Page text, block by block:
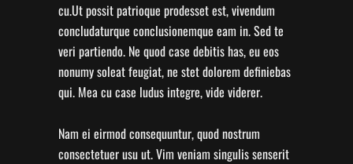
cu.Ut possit patrioque prodesset est, vivendum
concludaturque conclusionemque eam in. Sed te
veri partiendo. Ne quod case debitis has, eu eos
nonumy soleat feugiat, ne stet dolorem definiebas
qui. Mea cu case ludus integre, vide viderer.
Nam ei eirmod consequuntur, quod nostrum
consectetuer usu ut. Vim veniam singulis senserit